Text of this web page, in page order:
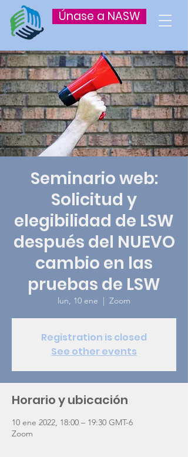
Únase a NASW
Seminario web:
Solicitud y
elegibilidad de LSW
después del NUEVO
cambio en las
pruebas de LSW
lun, 10 ene
  |
Zoom
Registration is closed
See other events
Horario y ubicación
10 ene 2022, 18:00 – 19:30 GMT-6
Zoom